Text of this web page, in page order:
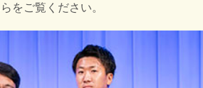
をご覧ください。